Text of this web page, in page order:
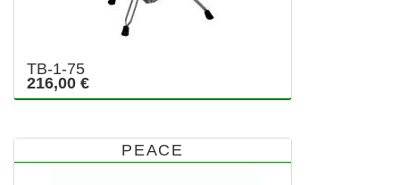
TB-1-75
216,00 €
PEACE